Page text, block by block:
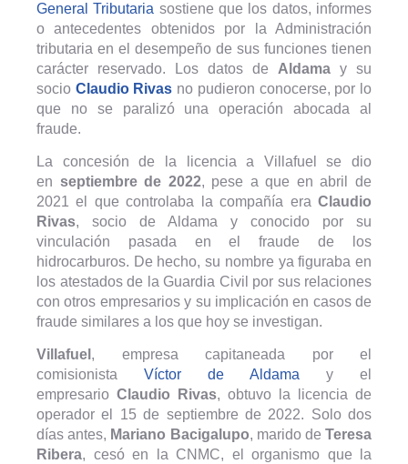
General Tributaria sostiene que los datos, informes
o antecedentes obtenidos por la Administración
tributaria en el desempeño de sus funciones tienen
carácter reservado. Los datos de Aldama y su
socio Claudio Rivas no pudieron conocerse, por lo
que no se paralizó una operación abocada al
fraude.
La concesión de la licencia a Villafuel se dio
en septiembre de 2022, pese a que en abril de
2021 el que controlaba la compañía era Claudio
Rivas, socio de Aldama y conocido por su
vinculación pasada en el fraude de los
hidrocarburos. De hecho, su nombre ya figuraba en
los atestados de la Guardia Civil por sus relaciones
con otros empresarios y su implicación en casos de
fraude similares a los que hoy se investigan.
Villafuel , empresa capitaneada por el
comisionista Víctor de Aldama y el
empresario Claudio Rivas, obtuvo la licencia de
operador el 15 de septiembre de 2022. Solo dos
días antes, Mariano Bacigalupo, marido deTeresa
Ribera, cesó en la CNMC, el organismo que la